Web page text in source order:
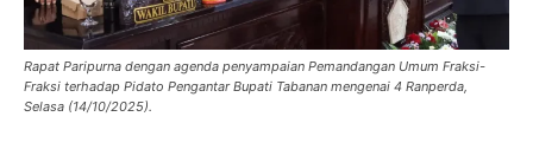
Rapat Paripurna dengan agenda penyampaian Pemandangan Umum Fraksi-
Fraksi terhadap Pidato Pengantar Bupati Tabanan mengenai 4 Ranperda,
Selasa (14/10/2025).